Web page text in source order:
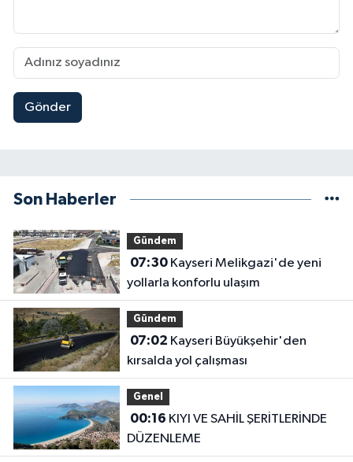
Gönder
Son Haberler
Gündem
07:30Kayseri Melikgazi'de yeni
yollarla konforlu ulaşım
Gündem
07:02
kırsalda yol çalışması
Genel
00:16
DÜZENLEME